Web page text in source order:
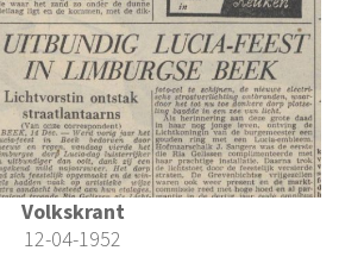
Volkskrant
12-04-1952